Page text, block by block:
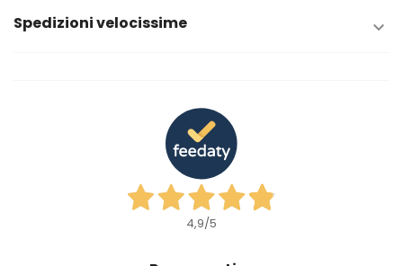
Spedizioni velocissime 
4,9/5